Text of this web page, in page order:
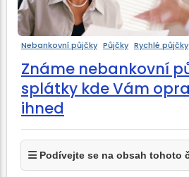
Nebankovní půjčky Půjčky Rychlé půjčky
Známe nebankovní
splátky kde Vám
ihned
Podívejte se na obsah tohoto